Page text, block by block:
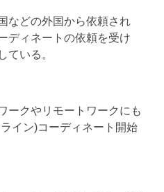
などの外国から依頼され
ディネートの依頼を受け
ている。
ークやリモートワークにも
イン)コーディネート開始